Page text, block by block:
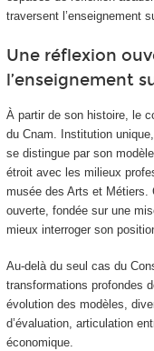
traversent l’enseignement
Une réflexion
l’enseignement
À partir de son histoire, le
du Cnam. Institution
se distingue par son
étroit avec les milieux
musée des Arts et Métiers.
ouverte, fondée sur une
mieux interroger son
Au-delà du seul cas du
transformations profondes
évolution des modèles,
d’évaluation, articulation
économique.